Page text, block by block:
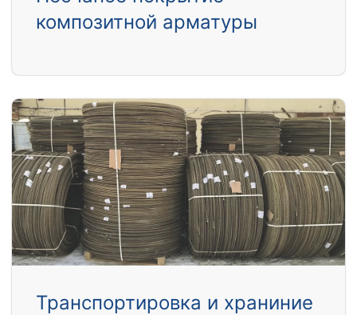
композитной арматуры
Транспортировка и храниние